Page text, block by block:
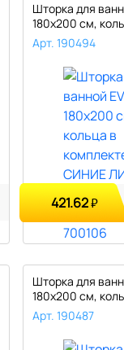
Шторка для
180х200 см,
комплекте, ..
Арт. 190494
421.62₽
Шторка для
180х200 см,
комплекте, ..
Арт. 190487